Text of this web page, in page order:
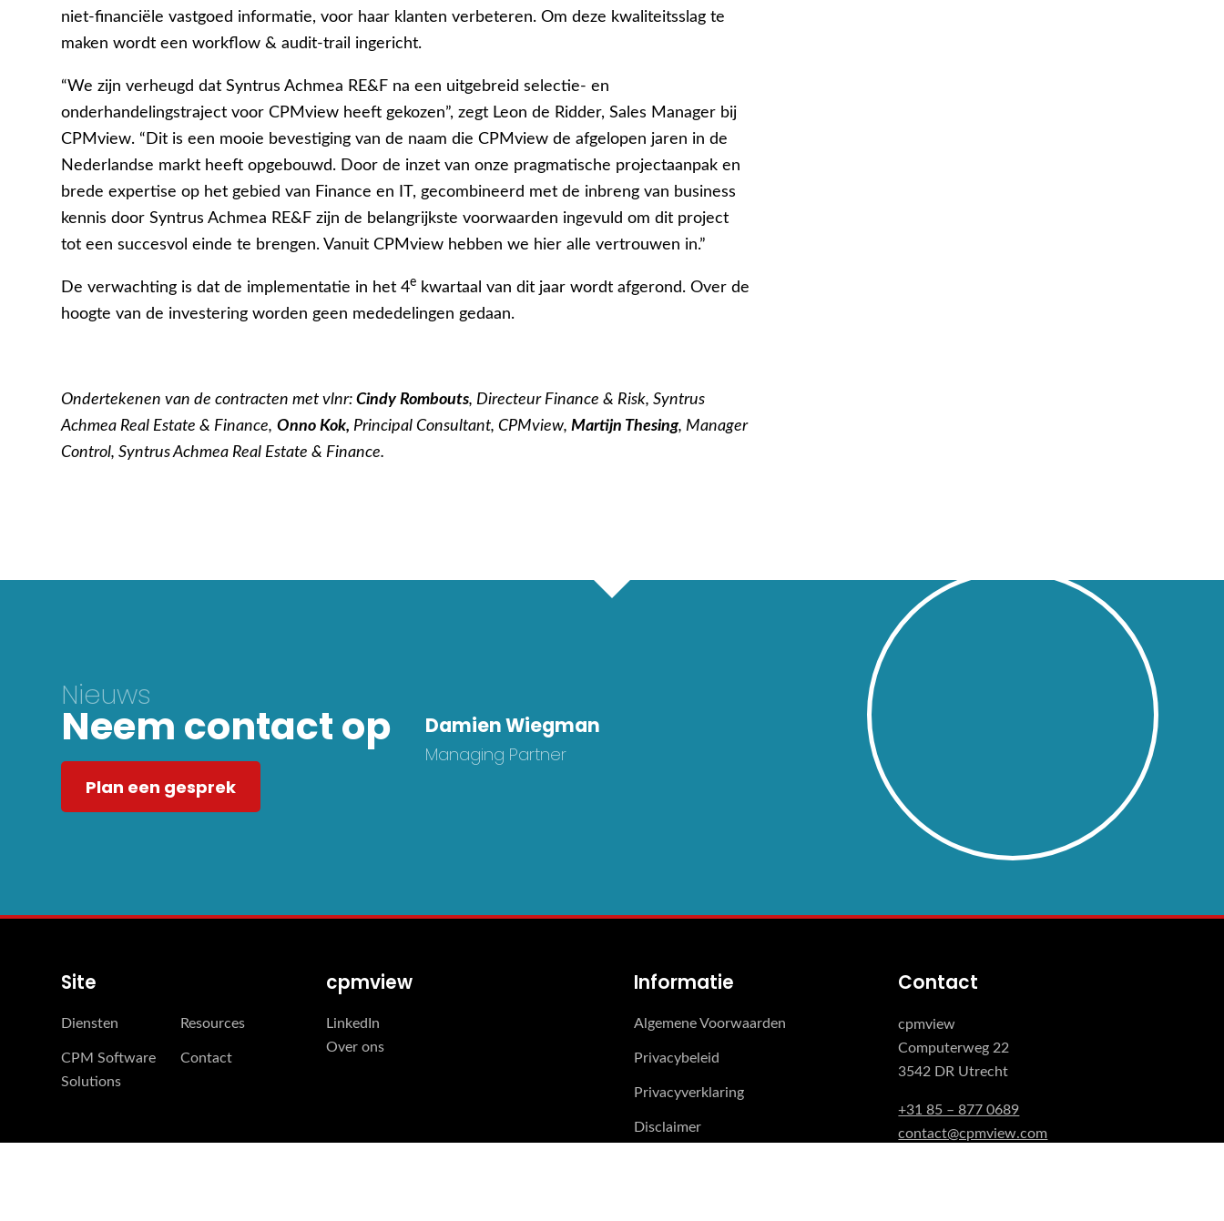
niet-financiële vastgoed informatie, voor haar klanten verbeteren. Om deze kwaliteitsslag te
maken wordt een workflow & audit-trail ingericht.
“We zijn verheugd dat Syntrus Achmea RE&F na een uitgebreid selectie- en
onderhandelingstraject voor CPMview heeft gekozen”, zegt Leon de Ridder, Sales Manager bij
CPMview. “Dit is een mooie bevestiging van de naam die CPMview de afgelopen jaren in de
Nederlandse markt heeft opgebouwd. Door de inzet van onze pragmatische projectaanpak en
brede expertise op het gebied van Finance en IT, gecombineerd met de inbreng van business
kennis door Syntrus Achmea RE&F zijn de belangrijkste voorwaarden ingevuld om dit project
tot een succesvol einde te brengen. Vanuit CPMview hebben we hier alle vertrouwen in.”
De verwachting is dat de implementatie in het 4e kwartaal van dit jaar wordt afgerond. Over de
hoogte van de investering worden geen mededelingen gedaan.
Ondertekenen van de contracten met vlnr:Cindy Rombouts, Directeur Finance & Risk, Syntrus
Achmea Real Estate & Finance, Onno Kok, Principal Consultant, CPMview,Martijn Thesing, Manager
Control,Syntrus Achmea Real Estate & Finance.
Nieuws
Neem contact op
Plan een gesprek
Damien Wiegman
Managing Partner
Site
Diensten Resources
CPM Software
Solutions
Contact
cpmview
LinkedIn
Over ons
Informatie
Algemene Voorwaarden
Privacybeleid
Privacyverklaring
Disclaimer
Contact
cpmview
Computerweg 22
3542 DR Utrecht
+31 85 – 877 0689
contact@cpmview.com